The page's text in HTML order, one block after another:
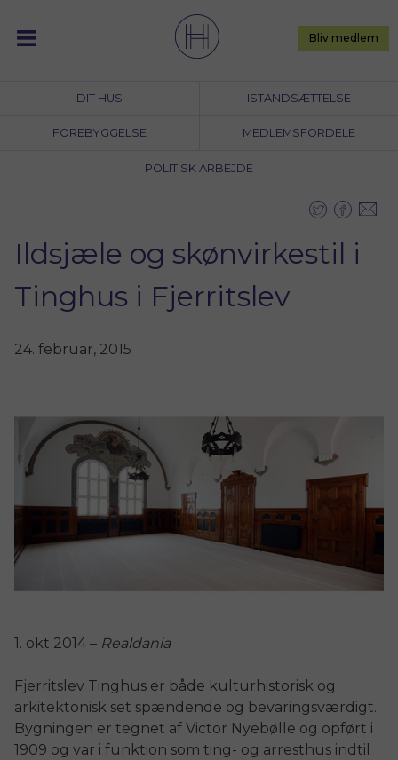
content
DIT HUS ISTANDSÆTTELSE
FOREBYGGELSE MEDLEMSFORDELE
POLITISK ARBEJDE
Bliv medlem
Ildsjæle og skønvirkestil i
Tinghus i Fjerritslev
24. februar, 2015
1. okt 2014 – Realdania
Fjerritslev Tinghus er både kulturhistorisk og
arkitektonisk set spændende og bevaringsværdigt.
Bygningen er tegnet af Victor Nyebølle og opført i
1909 og var i funktion som ting- og arresthus indtil